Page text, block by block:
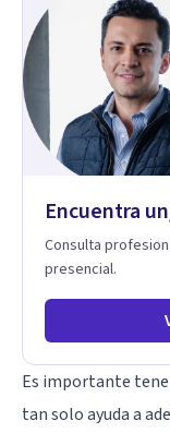
investigo. Siempre
profesional.
Encuentra
Consulta
presencial.
Es importante
tan solo ayuda a